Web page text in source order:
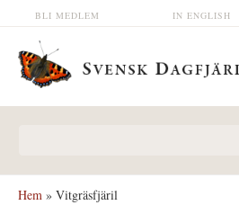
Hoppa till huvudinnehåll IN ENGLISH
BLI MEDLEM
Hem » Vitgräsfjäril